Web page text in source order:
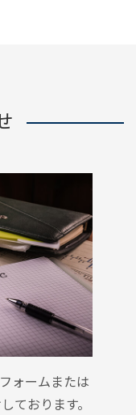
ォームまたは
ております。